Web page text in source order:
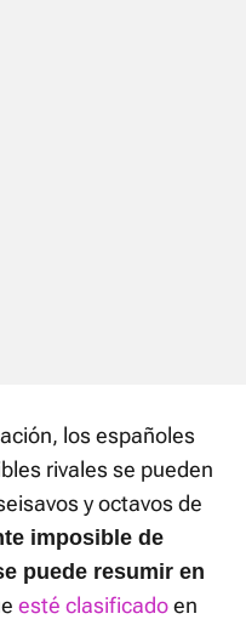
los españoles
rivales se pueden
y octavos de
imposible de
puede resumir en
esté clasificadoen